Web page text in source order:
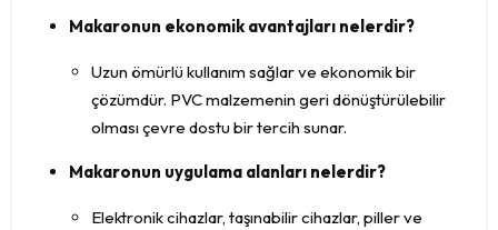
Makaronun ekonomik avantajları nelerdir?
Uzun ömürlü kullanım sağlar ve ekonomik bir
çözümdür. PVC malzemenin geri dönüştürülebilir
olması çevre dostu bir tercih sunar.
Makaronun uygulama alanları nelerdir?
Elektronik cihazlar, taşınabilir cihazlar, piller ve